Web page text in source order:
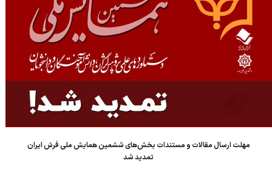
مهلت ارسال مقالات و مستندات بخش‌های ششمین همایش ملی فرش ایران
تمدید شد